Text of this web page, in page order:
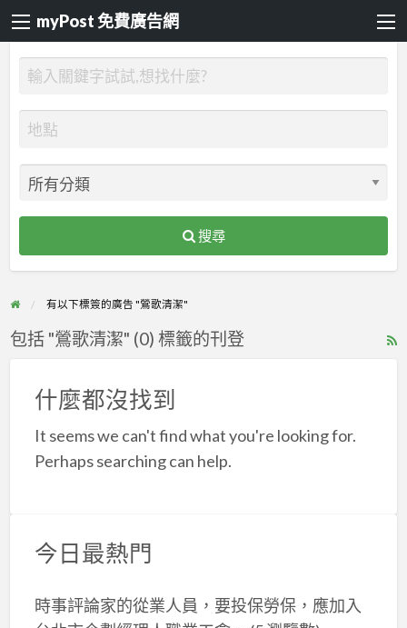
myPost 免費廣告網
搜尋
有以下標簽的廣告 "鶯歌清潔"
包括 "鶯歌清潔" (0) 標籤的刊登
什麼都沒找到
It seems we can't find what you're looking for.
Perhaps searching can help.
今日最熱門
時事評論家的從業人員，要投保勞保，應加入